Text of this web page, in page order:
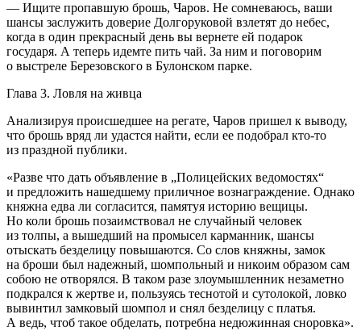
— Ищите пропавшую брошь, Чаров. Не сомневаюсь, ваши
шансы заслужить доверие Долгоруковой взлетят до небес,
когда в один прекрасный день вы вернете ей подарок
государя. А теперь идемте пить чай. За ним и поговорим
о выстреле Березовского в Булонском парке.
Глава 3. Ловля на живца
Анализируя происшедшее на регате, Чаров пришел к выводу,
что брошь вряд ли удастся найти, если ее подобрал кто-то
из праздной публики.
«Разве что дать объявление в „Полицейских ведомостях“
и предложить нашедшему приличное вознаграждение. Однако
княжна едва ли согласится, памятуя историю вещицы.
Но коли брошь позаимствовал не случайный человек
из толпы, а вышедший на промысел карманник, шансы
отыскать безделицу повышаются. Со слов княжны, замок
на броши был надежный, шомпольный и никоим образом сам
собою не отворялся. В таком разе злоумышленник незаметно
подкрался к жертве и, пользуясь теснотой и сутолокой, ловко
вывинтил замковый шомпол и снял безделицу с платья.
А ведь, чтоб такое обделать, потребна недюжинная сноровка».